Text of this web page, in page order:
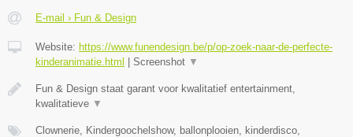
E-mail › Fun & Design
Website: https://www.funendesign.be/p/op-zoek-naar-de-perfecte-
kinderanimatie.html | Screenshot ▼
Fun & Design staat garant voor kwalitatief entertainment,
kwalitatieve ▼
Clownerie, Kindergoochelshow, ballonplooien, kinderdisco,